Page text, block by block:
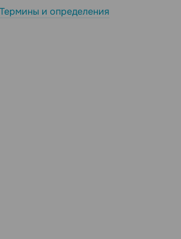
и определения